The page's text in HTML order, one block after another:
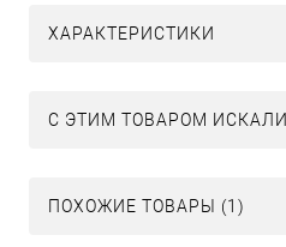
ХАРАКТЕРИСТИКИ
C ЭТИМ ТОВАРОМ ИСКАЛИ
ПОХОЖИЕ ТОВАРЫ (1)